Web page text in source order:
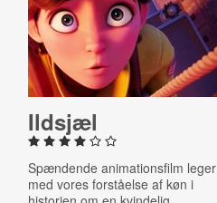
Ildsjæl
Spændende animationsfilm leger
med vores forståelse af køn i